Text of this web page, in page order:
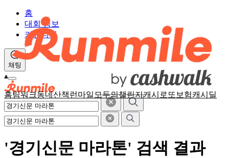
홈팀워크동네산책 런마일 모두의챌린지캐시로또 보험캐시딜
홈
대회 정보
커뮤니티
채팅
'경기신문 마라톤' 검색 결과